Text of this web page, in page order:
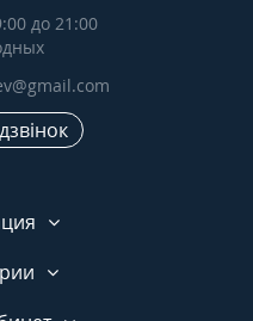
до 21:00